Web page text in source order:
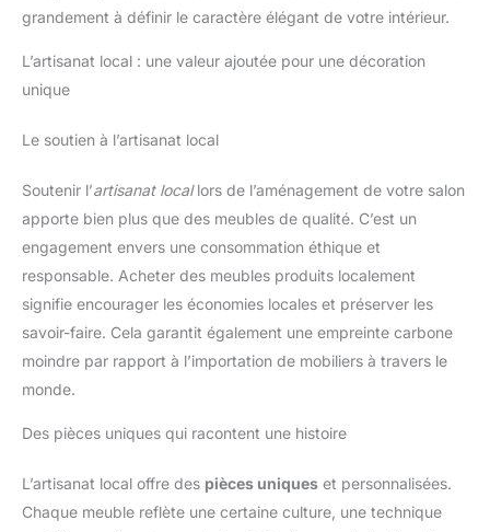
grandement à définir le caractère élégant de votre intérieur.
L’artisanat local : une valeur ajoutée pour une décoration
unique
Le soutien à l’artisanat local
Soutenir l’artisanat locallors de l’aménagement de votre salon
apporte bien plus que des meubles de qualité. C’est un
engagement envers une consommation éthique et
responsable. Acheter des meubles produits localement
signifie encourager les économies locales et préserver les
savoir-faire. Cela garantit également une empreinte carbone
moindre par rapport à l’importation de mobiliers à travers le
monde.
Des pièces uniques qui racontent une histoire
L’artisanat local offre des pièces uniques et personnalisées.
Chaque meuble reflète une certaine culture, une technique